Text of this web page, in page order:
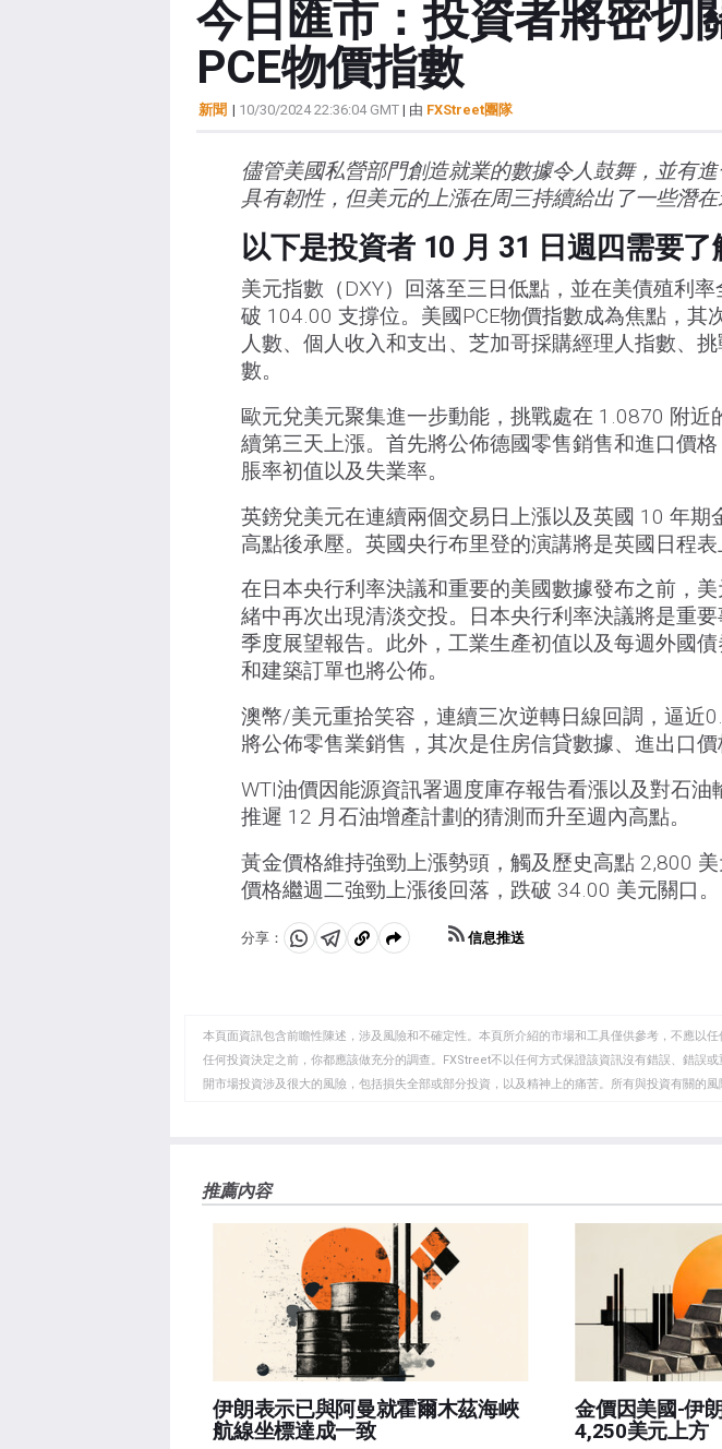
今日匯市：投資者將密切
PCE物價指數
新聞 | 10/30/2024 22:36:04 GMT| 由 FXStreet團隊
儘管美國私營部門創造就業的數據令人鼓舞，並有
具有韌性，但美元的上漲在周三持續給出了一些潛在
以下是投資者 10 月 31 日週四需要了
美元指數（DXY）回落至三日低點，並在美債殖利
破 104.00 支撐位。美國PCE物價指數成為焦點，其
人數、個人收入和支出、芝加哥採購經理人指數、
數。
歐元兌美元聚集進一步動能，挑戰處在 1.0870 附近
續第三天上漲。首先將公佈德國零售銷售和進口價
脹率初值以及失業率。
英鎊兌美元在連續兩個交易日上漲以及英國 10 年期
高點後承壓。英國央行布里登的演講將是英國日程表
在日本央行利率決議和重要的美國數據發布之前，
緒中再次出現清淡交投。日本央行利率決議將是重
季度展望報告。此外，工業生產初值以及每週外國
和建築訂單也將公佈。
澳幣/美元重拾笑容，連續三次逆轉日線回調，逼近
將公佈零售業銷售，其次是住房信貸數據、進出口價
WTI油價因能源資訊署週度庫存報告看漲以及對石油
推遲 12 月石油增產計劃的猜測而升至週內高點。
黃金價格維持強勁上漲勢頭，觸及歷史高點 2,800
價格繼週二強勁上漲後回落，跌破 34.00 美元關口。
分享：
分
WhatsApp
分
Telegram
複
剪
貼
板
信息推送
本頁面資訊包含前瞻性陳述，涉及風險和不確定性。本頁所介紹的市場和工具僅供參考，不應以
任何投資決定之前，你都應該做充分的調查。FXStreet不以任何方式保證該資訊沒有錯誤、錯誤
開市場投資涉及很大的風險，包括損失全部或部分投資，以及精神上的痛苦。所有與投資有關的
FXStreet和作者不提供個性化的建議。作者對該資訊的準確性、完整性或適用性不作任何陳述。
失，傷害或損害由此資訊及其顯示或使用引起的。錯誤和遺漏除外。本文作者和FXStreet並非註
推薦內容
伊朗表示已與阿曼就霍爾木茲海峽
航線坐標達成一致
金價因美國-伊
4,250美元上方